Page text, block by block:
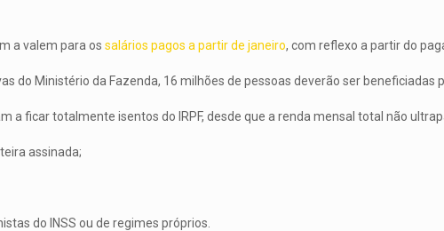
a valem para os salários pagos a partir de janeiro, com reflexo a partir do
do Ministério da Fazenda, 16 milhões de pessoas deverão ser beneficiadas
a ficar totalmente isentos do IRPF, desde que a renda mensal total não
assinada;
do INSS ou de regimes próprios.